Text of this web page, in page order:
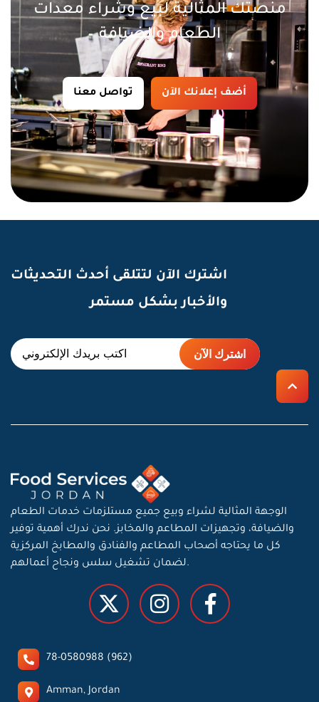
منصتك المثالية لبيع وشراء معدات
الطعام والضيافة
تواصل معنا أضف إعلانك الآن
اشترك الآن لتتلقى أحدث التحديثات
والأخبار بشكل مستمر
الوجهة المثالية لشراء وبيع جميع مستلزمات خدمات الطعام
والضيافة، وتجهيزات المطاعم والمخابز. نحن ندرك أهمية توفير
كل ما يحتاجه أصحاب المطاعم والفنادق والمطابخ المركزية
لضمان تشغيل سلس ونجاح أعمالهم.
78-0580988 (962)
Amman, Jordan